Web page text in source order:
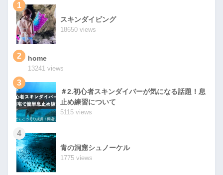
1
スキンダイビング
18650 views
2 home
13241 views
3
＃2.初心者スキンダイバーが気になる話題！息
止め練習について
5115 views
4
青の洞窟シュノーケル
1775 views